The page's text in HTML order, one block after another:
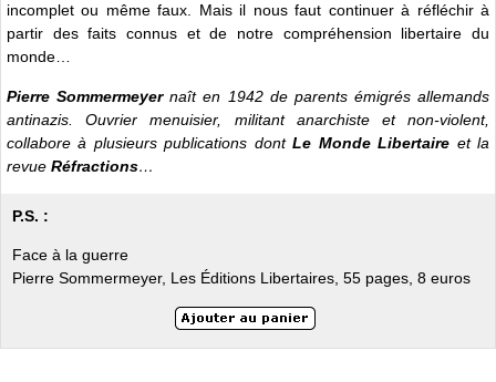
incomplet ou même faux. Mais il nous faut continuer à réfléchir à
partir des faits connus et de notre compréhension libertaire du
monde…
Pierre Sommermeyernaît en 1942 de parents émigrés allemands
antinazis. Ouvrier menuisier, militant anarchiste et non-violent,
collabore à plusieurs publications dontLe Monde Libertaire et la
revue Réfractions…
P.S. :
Face à la guerre
Pierre Sommermeyer, Les Éditions Libertaires, 55 pages, 8 euros